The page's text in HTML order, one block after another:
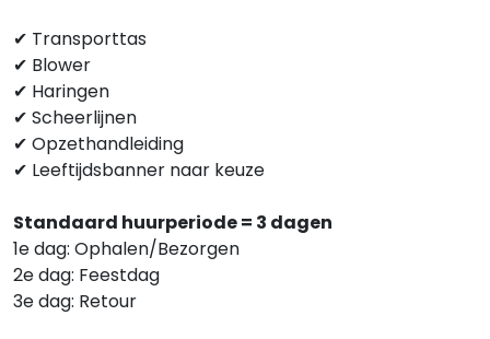
✔ Transporttas
✔ Blower
✔ Haringen
✔ Scheerlijnen
✔ Opzethandleiding
✔ Leeftijdsbanner naar keuze
Standaard huurperiode = 3 dagen
1e dag: Ophalen/Bezorgen
2e dag: Feestdag
3e dag: Retour